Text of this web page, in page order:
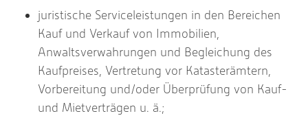
juristische Serviceleistungen in den Bereichen
Kauf und Verkauf von Immobilien,
Anwaltsverwahrungen und Begleichung des
Kaufpreises, Vertretung vor Katasterämtern,
Vorbereitung und/oder Überprüfung von Kauf-
und Mietverträgen u. ä.;